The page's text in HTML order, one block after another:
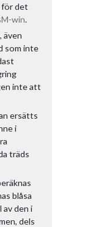
det
win.
även
som inte
inte att
ersätts
i
träds
blåsa
av den i
dels